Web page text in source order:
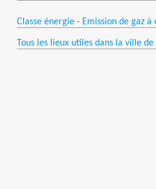
Classe énergie - Emission de gaz
Tous les lieux utiles dans la ville de